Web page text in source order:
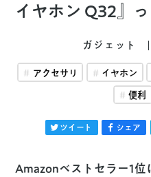
イヤホン Q32』
ガジェット
アクセサリ イヤホン
便利
ツイート シェア
Amazonベストセラー1